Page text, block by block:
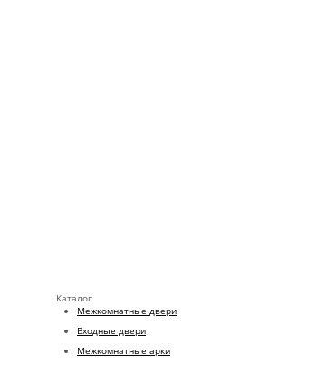
Каталог
Межкомнатные двери
Входные двери
Межкомнатные арки